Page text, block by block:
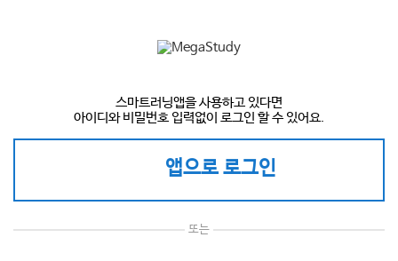
스마트러닝앱을 사용하고 있다면
아이디와 비밀번호 입력없이 로그인 할 수 있어요.
앱으로 로그인
또는